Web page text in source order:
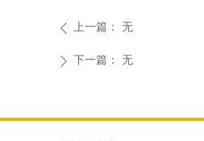
ꄴ 上一篇： 无
ꄲ 下一篇： 无